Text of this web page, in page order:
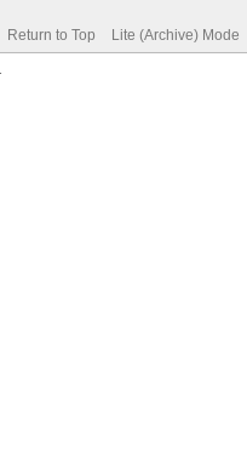
Return to Top Lite (Archive) Mode